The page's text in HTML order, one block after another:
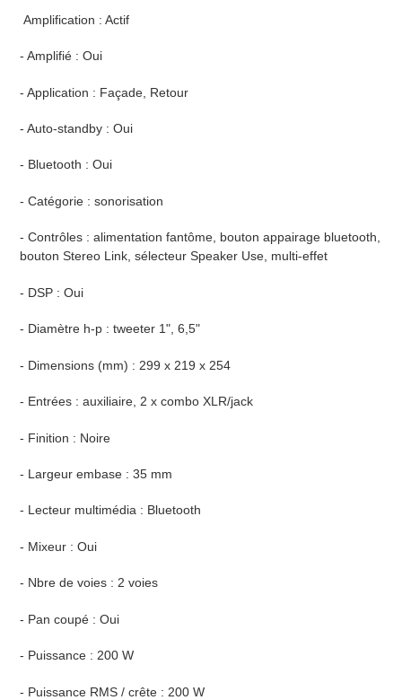
Amplification : Actif
- Amplifié : Oui
- Application : Façade, Retour
- Auto-standby : Oui
- Bluetooth : Oui
- Catégorie : sonorisation
- Contrôles : alimentation fantôme, bouton appairage bluetooth,
bouton Stereo Link, sélecteur Speaker Use, multi-effet
- DSP : Oui
- Diamètre h-p : tweeter 1", 6,5"
- Dimensions (mm) : 299 x 219 x 254
- Entrées : auxiliaire, 2 x combo XLR/jack
- Finition : Noire
- Largeur embase : 35 mm
- Lecteur multimédia : Bluetooth
- Mixeur : Oui
- Nbre de voies : 2 voies
- Pan coupé : Oui
- Puissance : 200 W
- Puissance RMS / crête : 200 W